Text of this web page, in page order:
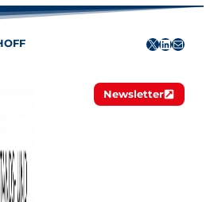
X LinkedIn
E-Mail
Newsletter